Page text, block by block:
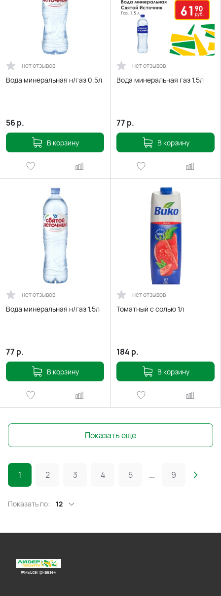
нет отзывов
Вода минеральная н/газ 0.5л
56 р.
В корзину
нет отзывов
Вода минеральная газ 1.5л
77 р.
В корзину
нет отзывов
Вода минеральная н/газ 1.5л
77 р.
В корзину
нет отзывов
Томатный с солью 1л
184 р.
В корзину
Показать еще
1 2 3 4 5 ... 9
Показать по: 12
#МыВсёПривезем